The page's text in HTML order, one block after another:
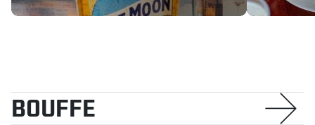
TRAITEUR ÉVÉNEMENTIEL NOUS JOINDRE
BOUFFE